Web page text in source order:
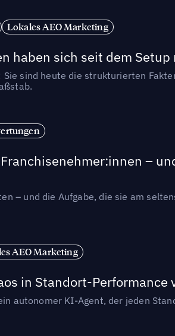
Lokales AEO Marketing
haben sich seit dem
sind heute die strukturierten
–
– und die Aufgabe, die sie am
AEO Marketing
in Standort-Performance
autonomer KI-Agent, der jeden